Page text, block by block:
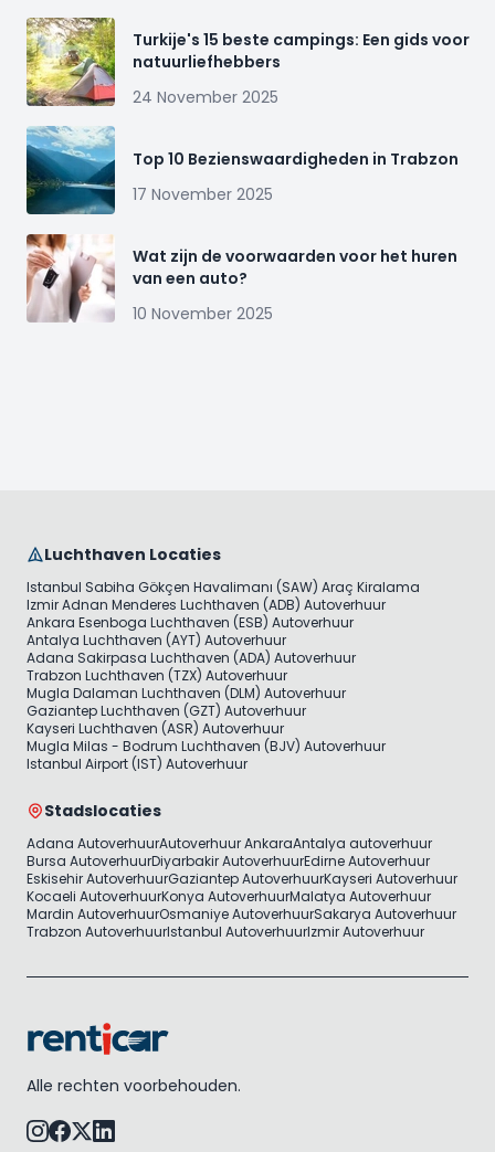
Turkije's 15 beste campings: Een gids voor
natuurliefhebbers
24 November 2025
Top 10 Bezienswaardigheden in Trabzon
17 November 2025
Wat zijn de voorwaarden voor het huren
van een auto?
10 November 2025
Luchthaven Locaties
Istanbul Sabiha Gökçen Havalimanı (SAW) Araç Kiralama
Izmir Adnan Menderes Luchthaven (ADB) Autoverhuur
Ankara Esenboga Luchthaven (ESB) Autoverhuur
Antalya Luchthaven (AYT) Autoverhuur
Adana Sakirpasa Luchthaven (ADA) Autoverhuur
Trabzon Luchthaven (TZX) Autoverhuur
Mugla Dalaman Luchthaven (DLM) Autoverhuur
Gaziantep Luchthaven (GZT) Autoverhuur
Kayseri Luchthaven (ASR) Autoverhuur
Mugla Milas - Bodrum Luchthaven (BJV) Autoverhuur
Istanbul Airport (IST) Autoverhuur
Stadslocaties
Adana AutoverhuurAutoverhuur AnkaraAntalya autoverhuur
Bursa AutoverhuurDiyarbakir AutoverhuurEdirne Autoverhuur
Eskisehir AutoverhuurGaziantep AutoverhuurKayseri Autoverhuur
Kocaeli AutoverhuurKonya AutoverhuurMalatya Autoverhuur
Mardin AutoverhuurOsmaniye AutoverhuurSakarya Autoverhuur
Trabzon AutoverhuurIstanbul AutoverhuurIzmir Autoverhuur
Alle rechten voorbehouden.